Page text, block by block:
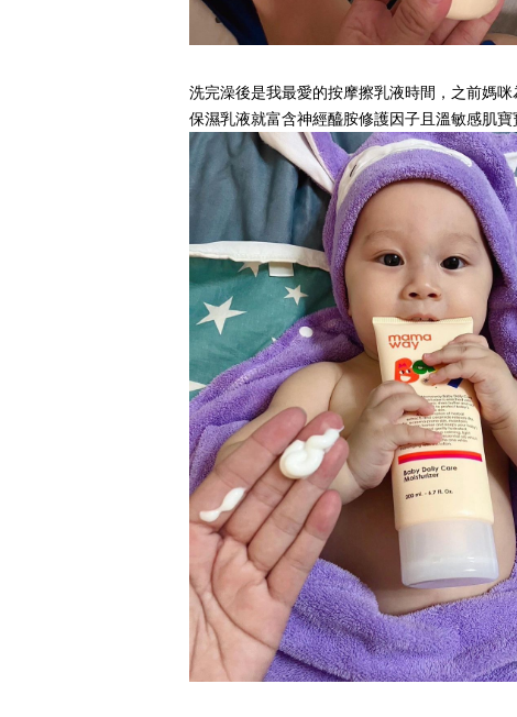
洗完澡後是我最愛的按摩擦乳液時間，之前媽
保濕乳液就富含神經醯胺修護因子且溫敏感肌寶